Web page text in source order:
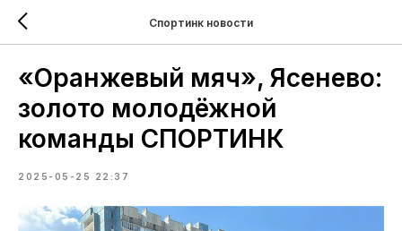
Спортинк новости
«Оранжевый мяч», Ясенево:
золото молодёжной
команды СПОРТИНК
2025-05-25 22:37